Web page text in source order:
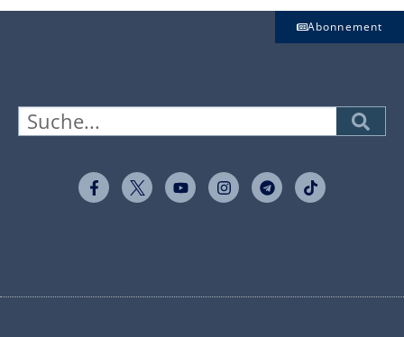
Abonnement